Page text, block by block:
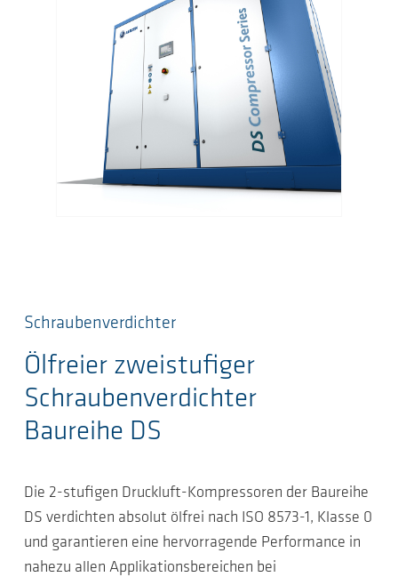
Schraubenverdichter
Ölfreier zweistufiger
Schraubenverdichter
Baureihe DS
Die 2-stufigen Druckluft-Kompressoren der Baureihe
DS verdichten absolut ölfrei nach ISO 8573-1, Klasse 0
und garantieren eine hervorragende Performance in
nahezu allen Applikationsbereichen bei